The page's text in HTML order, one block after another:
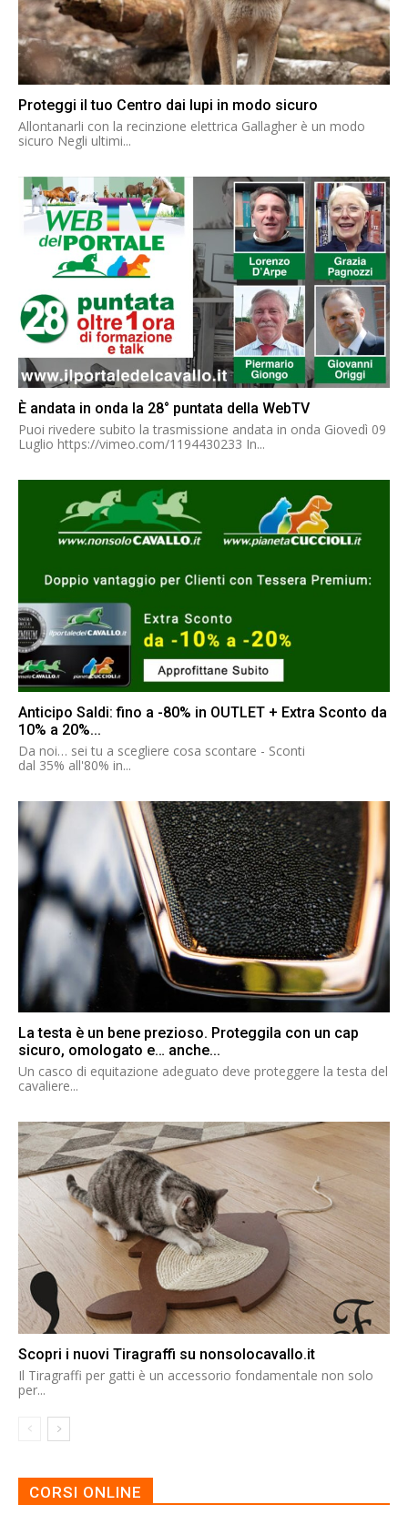
Proteggi il tuo Centro dai lupi in modo sicuro
Allontanarli con la recinzione elettrica Gallagher è un modo
sicuro Negli ultimi...
È andata in onda la 28° puntata della WebTV
Puoi rivedere subito la trasmissione andata in onda Giovedì 09
Luglio https://vimeo.com/1194430233 In...
Anticipo Saldi: fino a -80% in OUTLET + Extra Sconto da
10% a 20%...
Da noi… sei tu a scegliere cosa scontare - Sconti
dal 35% all'80% in...
La testa è un bene prezioso. Proteggila con un cap
sicuro, omologato e… anche...
Un casco di equitazione adeguato deve proteggere la testa del
cavaliere...
Scopri i nuovi Tiragraffi su nonsolocavallo.it
Il Tiragraffi per gatti è un accessorio fondamentale non solo
per...
CORSI ONLINE